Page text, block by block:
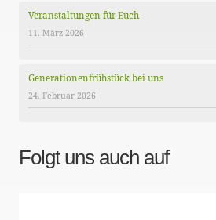
Veranstaltungen für Euch
11. März 2026
Generationenfrühstück bei uns
24. Februar 2026
Folgt uns auch auf